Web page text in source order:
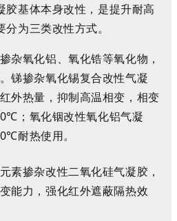
胶基体本身改性，是提升耐高
为三类改性方式。
掺杂氧化铝、氧化锆等氧化物，
锑掺杂氧化锡复合改性气凝
外热量，抑制高温相变，相变
；氧化铟改性氧化铝气凝
耐热使用。
元素掺杂改性二氧化硅气凝胶，
能力，强化红外遮蔽隔热效